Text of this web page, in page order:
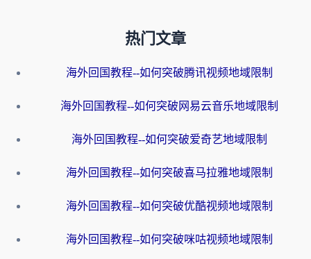
热门文章
海外回国教程--如何突破腾讯视频地域限制
海外回国教程--如何突破网易云音乐地域限制
海外回国教程--如何突破爱奇艺地域限制
海外回国教程--如何突破喜马拉雅地域限制
海外回国教程--如何突破优酷视频地域限制
海外回国教程--如何突破咪咕视频地域限制